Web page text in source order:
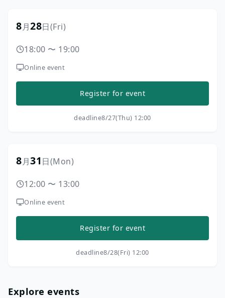
Explore events
8月28日(Fri)
18:00 〜 19:00
Online event
Register for event
deadline8/27(Thu) 12:00
8月31日(Mon)
12:00 〜 13:00
Online event
Register for event
deadline8/28(Fri) 12:00